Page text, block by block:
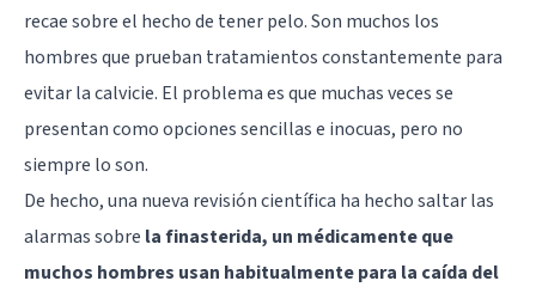
recae sobre el hecho de tener pelo. Son muchos los
hombres que prueban tratamientos constantemente para
evitar la calvicie. El problema es que muchas veces se
presentan como opciones sencillas e inocuas, pero no
siempre lo son.
De hecho, una nueva revisión científica ha hecho saltar las
alarmas sobre la finasterida, un médicamente que
muchos hombres usan habitualmente para la caída del